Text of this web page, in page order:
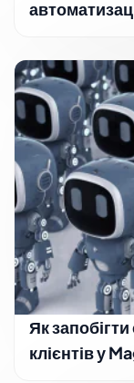
Як
клієнтів у